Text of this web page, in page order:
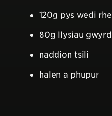
120g pys wedi
80g llysiau
naddion tsili
halen a phupur